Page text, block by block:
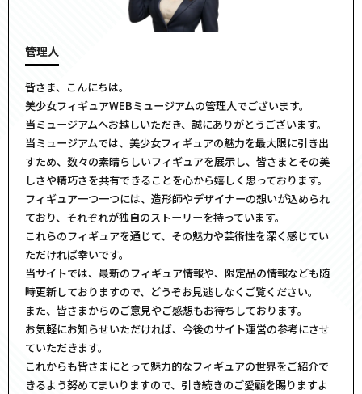
管理人
皆さま、こんにちは。
美少女フィギュアWEBミュージアムの管理人でございます。
当ミュージアムへお越しいただき、誠にありがとうございます。
当ミュージアムでは、美少女フィギュアの魅力を最大限に引き出
すため、数々の素晴らしいフィギュアを展示し、皆さまとその美
しさや精巧さを共有できることを心から嬉しく思っております。
フィギュア一つ一つには、造形師やデザイナーの想いが込められ
ており、それぞれが独自のストーリーを持っています。
これらのフィギュアを通じて、その魅力や芸術性を深く感じてい
ただければ幸いです。
当サイトでは、最新のフィギュア情報や、限定品の情報なども随
時更新しておりますので、どうぞお見逃しなくご覧ください。
また、皆さまからのご意見やご感想もお待ちしております。
お気軽にお知らせいただければ、今後のサイト運営の参考にさせ
ていただきます。
これからも皆さまにとって魅力的なフィギュアの世界をご紹介で
きるよう努めてまいりますので、引き続きのご愛顧を賜りますよ